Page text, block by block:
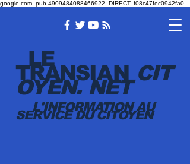
google.com, pub-4909484088466922, DIRECT, f08c47fec0942fa0
LE
TRANSIAN CIT
OYEN.NET
L'INFORMATION AU
SERVICE DU CITOYEN